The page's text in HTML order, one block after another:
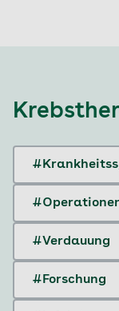
#Verdauung
#Forschung